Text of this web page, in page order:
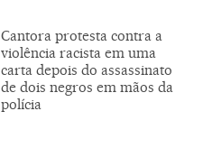
Cantora protesta contra a
violência racista em uma
carta depois do assassinato
de dois negros em mãos da
polícia